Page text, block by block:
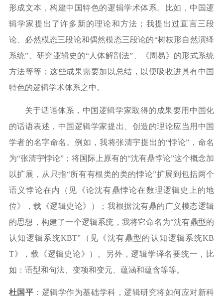
形成文本，构建中国特色的逻辑学术体系。比如，中国逻
辑学家提出了许多新的理论和方法；我提出过直言三段
论、必然模态三段论和偶然模态三段论的“树枝形自然演绎
系统” 、研究逻辑史的“人体解剖法” 、《周易》的形式系统
方法等等；这些成果需要加以总结，以便吸收进具有中国
特色的逻辑学术体系之中。
关于话语体系，中国逻辑学家取得的成果要用中国化
的话语表述，中国逻辑学家提出、创造的理论应当用中国
学者的名字命名。例如，我将张清宇提出的“悖论” ，命名
为“张清宇悖论”；将国际上原有的“沈有鼎悖论”这个概念加
以扩展，从只指“所有有根类的类的悖论”扩展到包括两个
语义悖论在内（见《论沈有鼎悖论在数理逻辑史上的地
位》，载《逻辑史论》）；我根据沈有鼎的广义模态逻辑
的思想，构建了一个逻辑系统，我将它命名为“沈有鼎型的
认知逻辑系统KBT” （见《沈有鼎型的认知逻辑系统KB
T》，载《逻辑史论》）。另外，逻辑学译名要统一，比
如：语型和句法、变项和变元、蕴涵和蕴含等等。
杜国平 ：逻辑学作为基础学科，逻辑研究将如何应对新科